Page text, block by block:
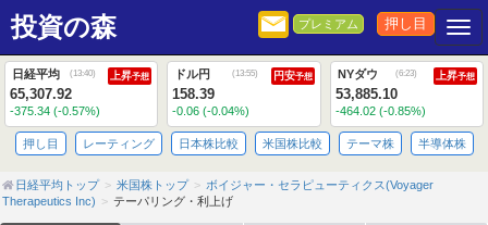
投資の森 プレミアム 押し目
日経平均 (13:40) 上昇予想
65,307.92
-375.34 (-0.57%)
ドル円 (13:55) 円安予想
158.39
-0.06 (-0.04%)
NYダウ (6:23) 上昇予想
53,885.10
-464.02 (-0.85%)
押し目 レーティング 日本株比較 米国株比較 テーマ株 半導体株
日経平均トップ 米国株トップ
ボイジャー・セラピューティクス(Voyager
Therapeutics Inc)
テーパリング・利上げ